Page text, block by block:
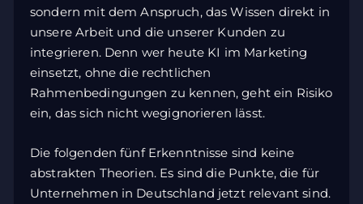
sondern mit dem Anspruch, das Wissen direkt in
unsere Arbeit und die unserer Kunden zu
integrieren. Denn wer heute KI im Marketing
einsetzt, ohne die rechtlichen
Rahmenbedingungen zu kennen, geht ein Risiko
ein, das sich nicht wegignorieren lässt.
Die folgenden fünf Erkenntnisse sind keine
abstrakten Theorien. Es sind die Punkte, die für
Unternehmen in Deutschland jetzt relevant sind.